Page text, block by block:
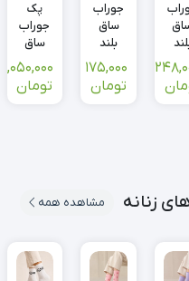
تهران
جوراب
ساق
بلند
مردانه
مشکی
ساده
175,000
تومان
پک
جوراب
ساق
مردانه
کلاسیک
1,050,000
تومان
زنانه مشاهده همه